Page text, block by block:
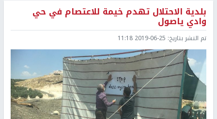
بلدية الاحتلال تهدم خيمة للاعتصام في حي
وادي ياصول
تم النشر بتاريخ: 2019-06-25 11:18